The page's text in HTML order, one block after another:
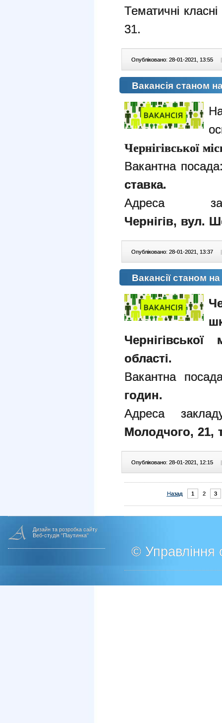
Тематичні класні
31.
Опубліковано: 28-01-2021, 13:55 |
Вакансія станом
Чернігівської
Вакантна
ставка.
Адреса
Чернігів, вул.
Опубліковано: 28-01-2021, 13:37 |
Вакансії станом
Чернігівської
області.
Вакантна
годин.
Адреса
Молодчого, 21,
Опубліковано: 28-01-2021, 12:15 |
Назад 1 2 3
Дизайн та розробка сайту
Веб-студія "Паутинка"
© Управління